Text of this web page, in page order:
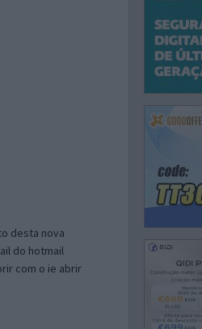
desta nova
do hotmail
com o ie abrir